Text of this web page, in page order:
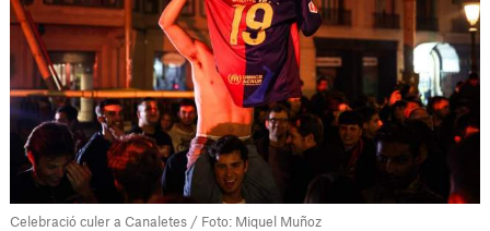
Celebració culer a Canaletes / Foto: Miquel Muñoz